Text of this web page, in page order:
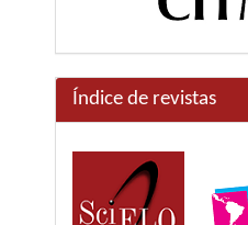
Índice de revistas